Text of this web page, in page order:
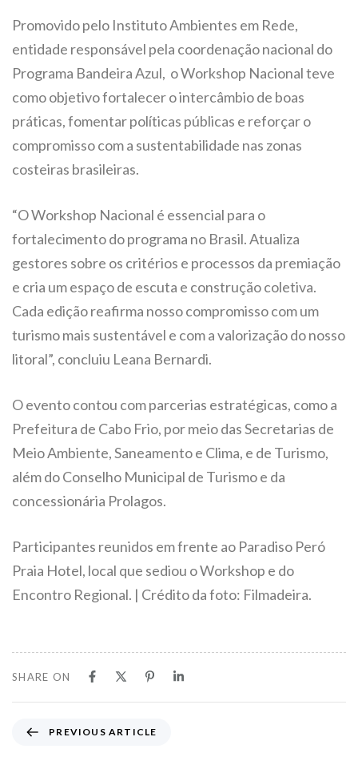
Promovido pelo Instituto Ambientes em Rede,
entidade responsável pela coordenação nacional do
Programa Bandeira Azul, o Workshop Nacional teve
como objetivo fortalecer o intercâmbio de boas
práticas, fomentar políticas públicas e reforçar o
compromisso com a sustentabilidade nas zonas
costeiras brasileiras.
“O Workshop Nacional é essencial para o
fortalecimento do programa no Brasil. Atualiza
gestores sobre os critérios e processos da premiação
e cria um espaço de escuta e construção coletiva.
Cada edição reafirma nosso compromisso com um
turismo mais sustentável e com a valorização do nosso
litoral”, concluiu Leana Bernardi.
O evento contou com parcerias estratégicas, como a
Prefeitura de Cabo Frio, por meio das Secretarias de
Meio Ambiente, Saneamento e Clima, e de Turismo,
além do Conselho Municipal de Turismo e da
concessionária Prolagos.
Participantes reunidos em frente ao Paradiso Peró
Praia Hotel, local que sediou o Workshop e do
Encontro Regional. | Crédito da foto: Filmadeira.
SHARE ON
PREVIOUS ARTICLE